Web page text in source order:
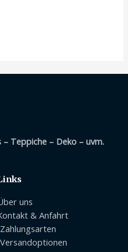
– Teppiche – Deko – uvm.
uns
& Anfahrt
Zahlungsarten
Versandoptionen